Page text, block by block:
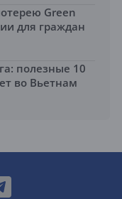
Green
для граждан
полезные 10
во Вьетнам